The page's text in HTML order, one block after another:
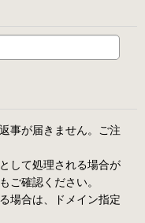
事が届きません。ご注
して処理される場合が
ご確認ください。
場合は、ドメイン指定